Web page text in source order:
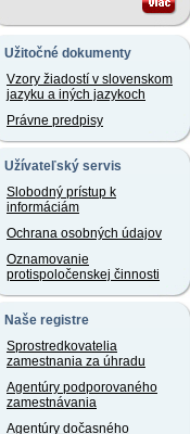
Užitočné dokumenty
Vzory žiadostí v slovenskom
jazyku a iných jazykoch
Právne predpisy
Užívateľský servis
Slobodný prístup k
informáciám
Ochrana osobných údajov
Oznamovanie
protispoločenskej činnosti
Naše registre
Sprostredkovatelia
zamestnania za úhradu
Agentúry podporovaného
zamestnávania
Agentúry dočasného